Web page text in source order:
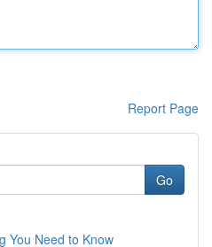
Report Page
Go
You Need to Know